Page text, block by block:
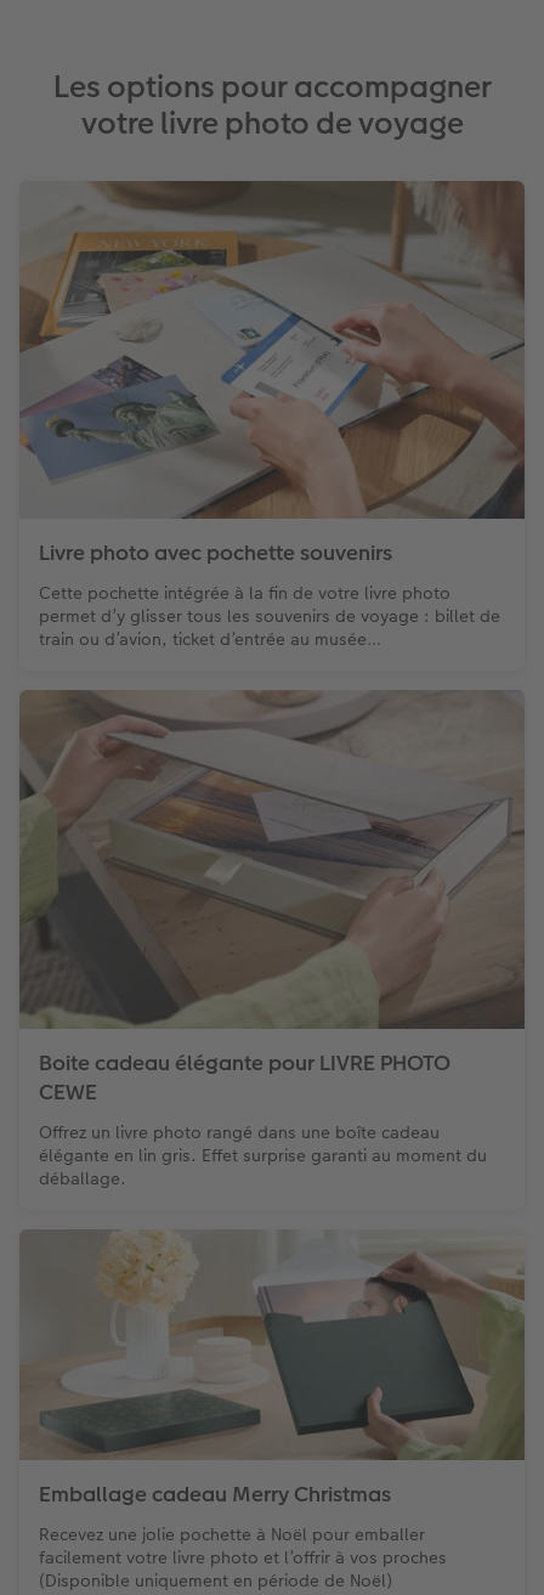
Les options pour accompagner
votre livre photo de voyage
Livre photo avec pochette souvenirs
Cette pochette intégrée à la fin de votre livre photo
permet d’y glisser tous les souvenirs de voyage : billet de
train ou d’avion, ticket d’entrée au musée…
Boite cadeau élégante pour LIVRE PHOTO
CEWE
Offrez un livre photo rangé dans une boîte cadeau
élégante en lin gris. Effet surprise garanti au moment du
déballage.
Emballage cadeau Merry Christmas
Recevez une jolie pochette à Noël pour emballer
facilement votre livre photo et l’offrir à vos proches
(Disponible uniquement en période de Noël)